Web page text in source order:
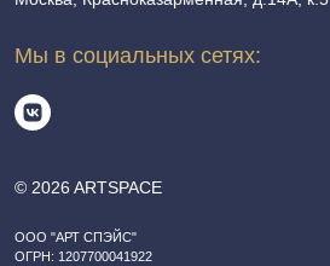
© 2026 ARTSPACE
ООО "АРТ СПЭЙС"
ОГРН: 1207700041922
Мы в социальных сетях: